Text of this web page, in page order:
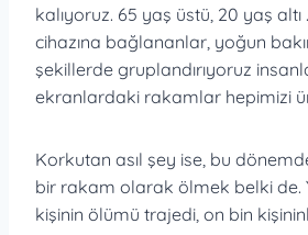
kalıyoruz. 65 yaş üstü, 20 yaş
cihazına bağlananlar, yoğun
şekillerde gruplandırıyoruz
ekranlardaki rakamlar hepimizi
Korkutan asıl şey ise, bu
bir rakam olarak ölmek belki de.
kişinin ölümü trajedi, on bin